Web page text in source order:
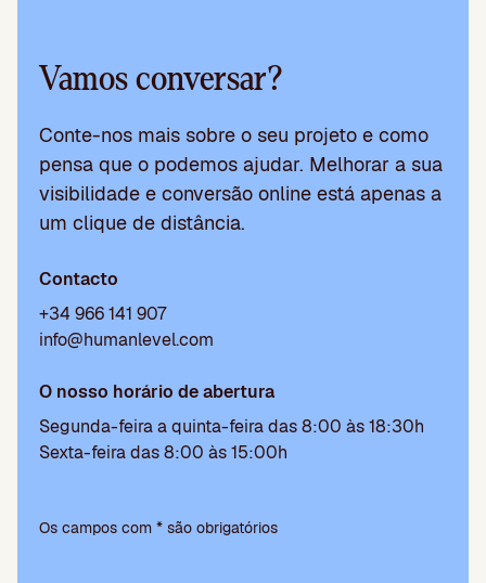
Vamos conversar?
Conte-nos mais sobre o seu projeto e como
pensa que o podemos ajudar. Melhorar a sua
visibilidade e conversão online está apenas a
um clique de distância.
Contacto
+34 966 141 907
info@humanlevel.com
O nosso horário de abertura
Segunda-feira a quinta-feira das 8:00 às 18:30h
Sexta-feira das 8:00 às 15:00h
l
Os campos com * são obrigatórios